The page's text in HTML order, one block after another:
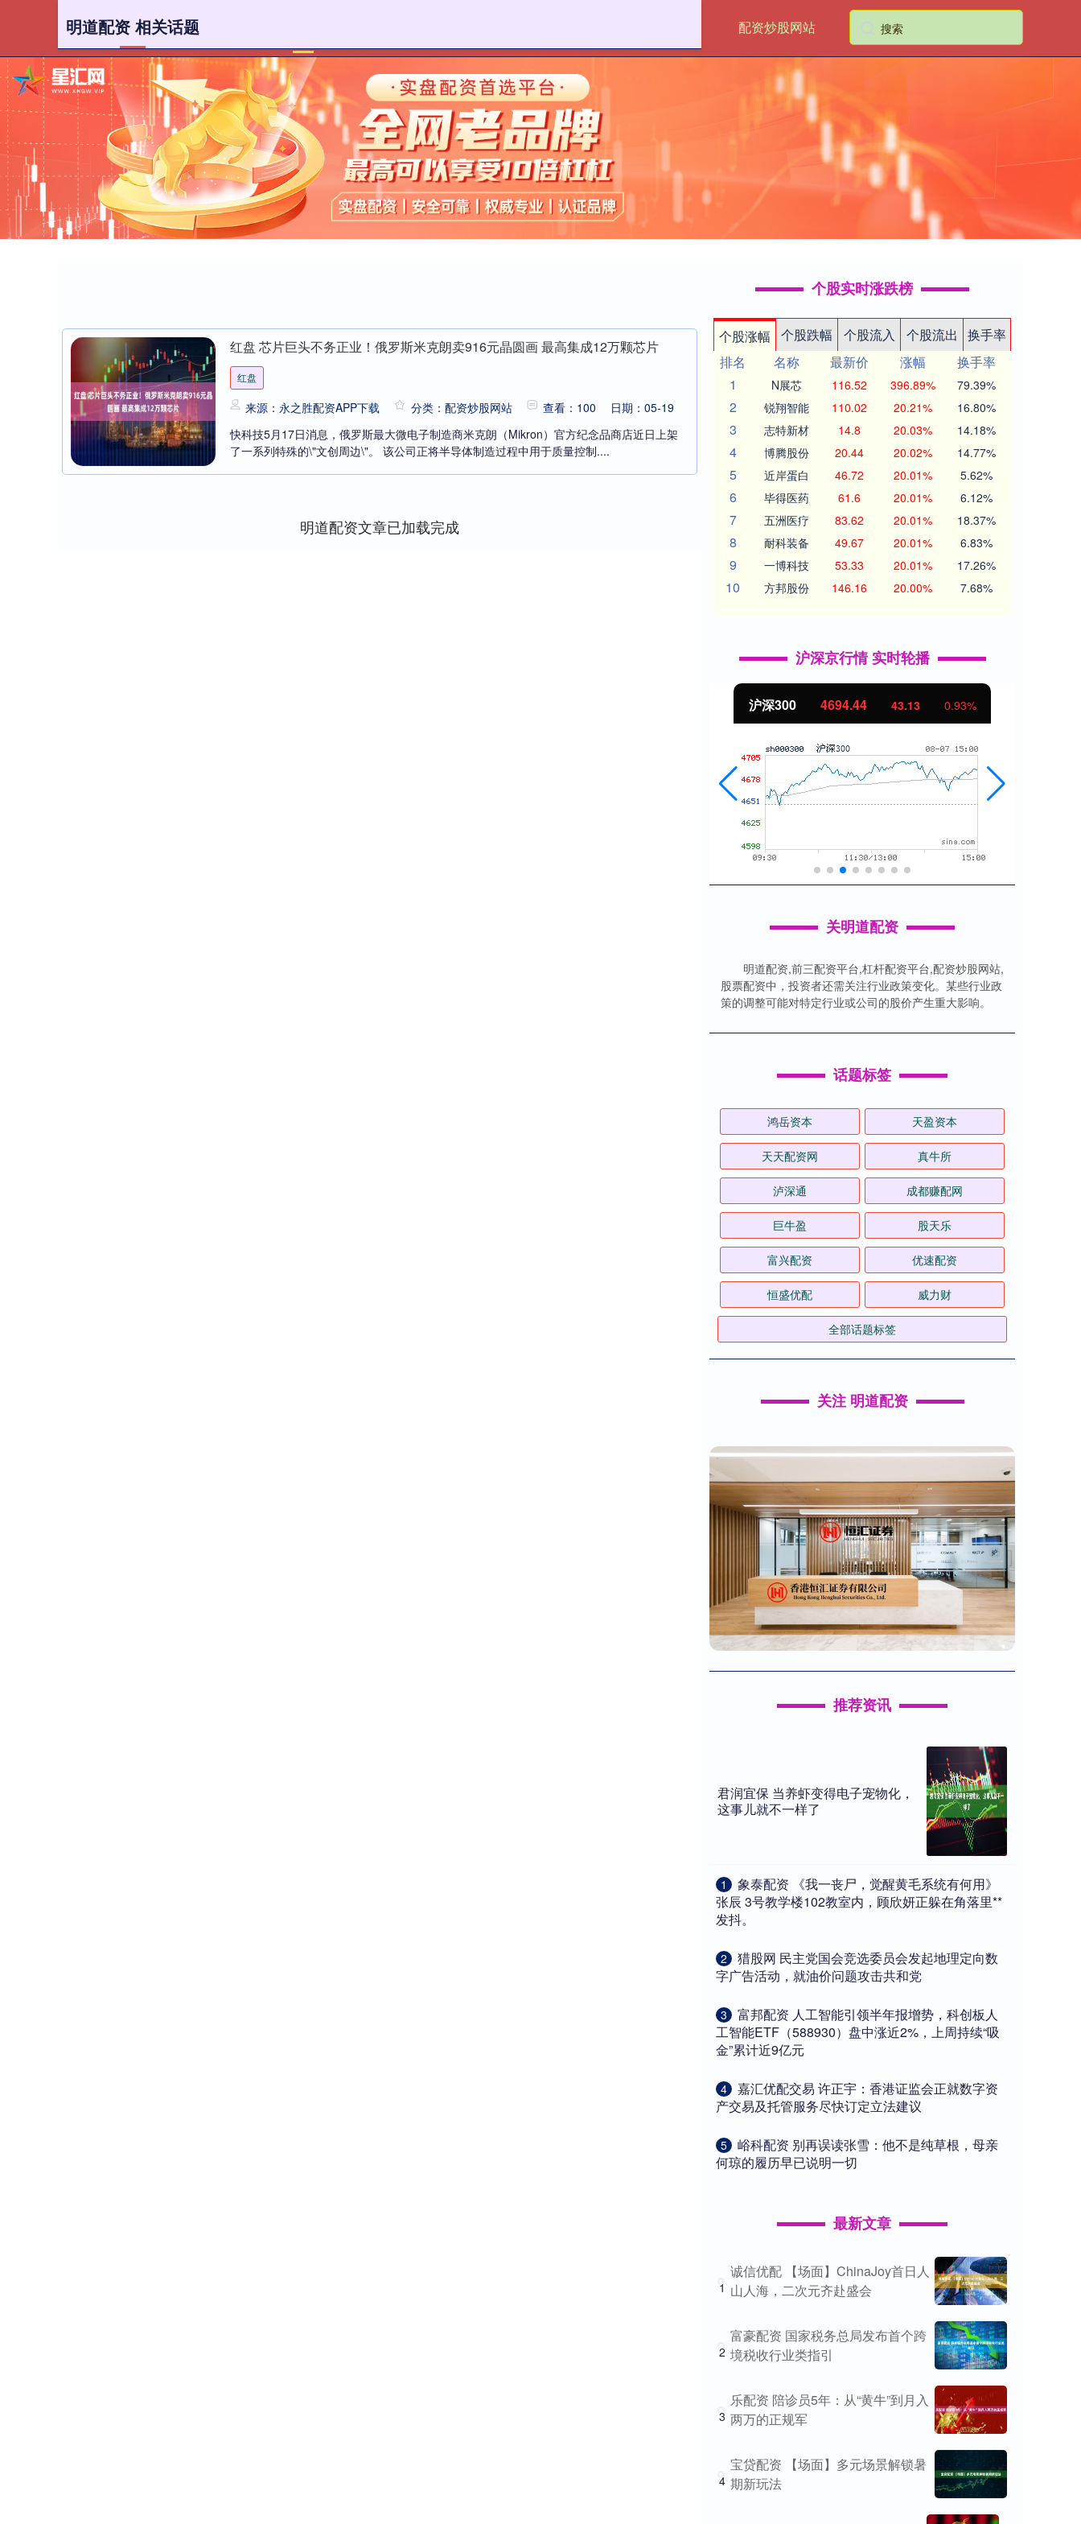
配资炒股网站
明道配资 相关话题
红盘 芯片巨头不务正业！俄罗斯米克朗卖916元晶圆画 最高集成12万颗芯片
红盘
来源：永之胜配资APP下载 分类：配资炒股网站 查看：100
日期：05-19
快科技5月17日消息，俄罗斯最大微电子制造商米克朗（Mikron）官方纪念品商店近日上架
了一系列特殊的\"文创周边\"。 该公司正将半导体制造过程中用于质量控制....
明道配资文章已加载完成
个股实时涨跌榜
个股涨幅 个股跌幅 个股流入 个股流出
换手率
排名
名称 最新价 涨幅
换手率
1
N展芯 116.52 396.89% 79.39%
2 锐翔智能 110.02 20.21% 16.80%
3 志特新材 14.8 20.03% 14.18%
4 博腾股份 20.44 20.02% 14.77%
5 近岸蛋白 46.72 20.01% 5.62%
6 毕得医药 61.6 20.01% 6.12%
7 五洲医疗 83.62 20.01% 18.37%
8 耐科装备 49.67 20.01% 6.83%
9 一博科技 53.33 20.01% 17.26%
10 方邦股份 146.16 20.00% 7.68%
沪深京行情 实时轮播
沪深300 4694.44 43.13 0.93%
关明道配资
明道配资,前三配资平台,杠杆配资平台,配资炒股网站,
股票配资中，投资者还需关注行业政策变化。某些行业政
策的调整可能对特定行业或公司的股价产生重大影响。
话题标签
鸿岳资本 天盈资本
天天配资网 真牛所
泸深通 成都赚配网
巨牛盈 股天乐
富兴配资 优速配资
恒盛优配 威力财
全部话题标签
关注 明道配资
推荐资讯
君润宜保 当养虾变得电子宠物化，
这事儿就不一样了
1
​象泰配资 《我一丧尸，觉醒黄毛系统有何用》
张辰 3号教学楼102教室内，顾欣妍正躲在角落里**
发抖。
2
​猎股网 民主党国会竞选委员会发起地理定向数
字广告活动，就油价问题攻击共和党
3
​富邦配资 人工智能引领半年报增势，科创板人
工智能ETF（588930）盘中涨近2%，上周持续“吸
金”累计近9亿元
4
​嘉汇优配交易 许正宇：香港证监会正就数字资
产交易及托管服务尽快订定立法建议
5
​峪科配资 别再误读张雪：他不是纯草根，母亲
何琼的履历早已说明一切
最新文章
1
诚信优配 【场面】ChinaJoy首日人
山人海，二次元齐赴盛会
2
富豪配资 国家税务总局发布首个跨
境税收行业类指引
3
乐配资 陪诊员5年：从“黄牛”到月入
两万的正规军
4
宝贷配资 【场面】多元场景解锁暑
期新玩法